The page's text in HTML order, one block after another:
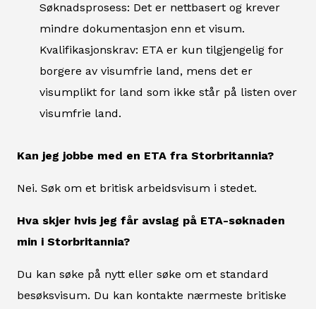
Søknadsprosess: Det er nettbasert og krever
mindre dokumentasjon enn et visum.
Kvalifikasjonskrav: ETA er kun tilgjengelig for
borgere av visumfrie land, mens det er
visumplikt for land som ikke står på listen over
visumfrie land.
Kan jeg jobbe med en ETA fra Storbritannia?
Nei. Søk om et britisk arbeidsvisum i stedet.
Hva skjer hvis jeg får avslag på ETA-søknaden
min i Storbritannia?
Du kan søke på nytt eller søke om et standard
besøksvisum. Du kan kontakte nærmeste britiske